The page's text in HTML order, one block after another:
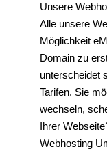
Unsere
Alle unsere
Möglichkeit
Domain zu
unterscheidet
Tarifen. Sie
wechseln,
Ihrer
Webhosting